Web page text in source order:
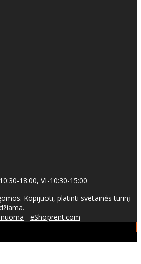
18:00, VI-10:30-15:00
Kopijuoti, platinti svetainės turinį
- eShoprent.com